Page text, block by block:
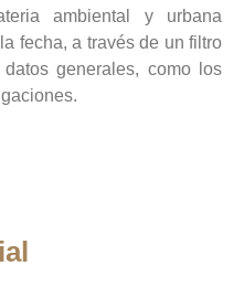
ambiental y urbana
fecha, a través de un filtro
generales, como los